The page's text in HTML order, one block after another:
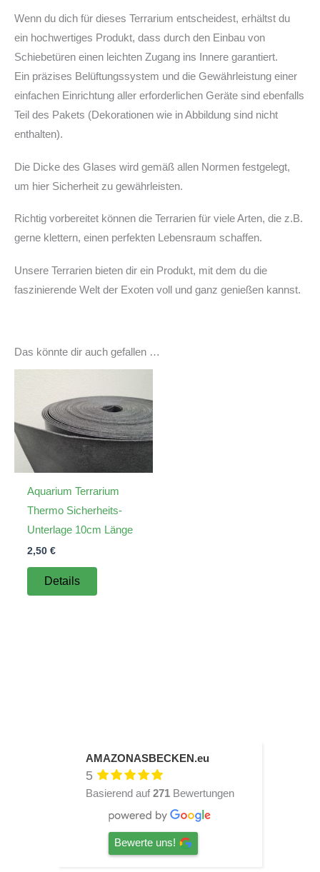
Wenn du dich für dieses Terrarium entscheidest, erhältst du
ein hochwertiges Produkt, dass durch den Einbau von
Schiebetüren einen leichten Zugang ins Innere garantiert.
Ein präzises Belüftungssystem und die Gewährleistung einer
einfachen Einrichtung aller erforderlichen Geräte sind ebenfalls
Teil des Pakets (Dekorationen wie in Abbildung sind nicht
enthalten).
Die Dicke des Glases wird gemäß allen Normen festgelegt,
um hier Sicherheit zu gewährleisten.
Richtig vorbereitet können die Terrarien für viele Arten, die z.B.
gerne klettern, einen perfekten Lebensraum schaffen.
Unsere Terrarien bieten dir ein Produkt, mit dem du die
faszinierende Welt der Exoten voll und ganz genießen kannst.
Das könnte dir auch gefallen …
Aquarium Terrarium
Thermo Sicherheits-
Unterlage 10cm Länge
2,50 €
Details
AMAZONASBECKEN.eu
5
Basierend auf 271 Bewertungen
Bewerte uns!